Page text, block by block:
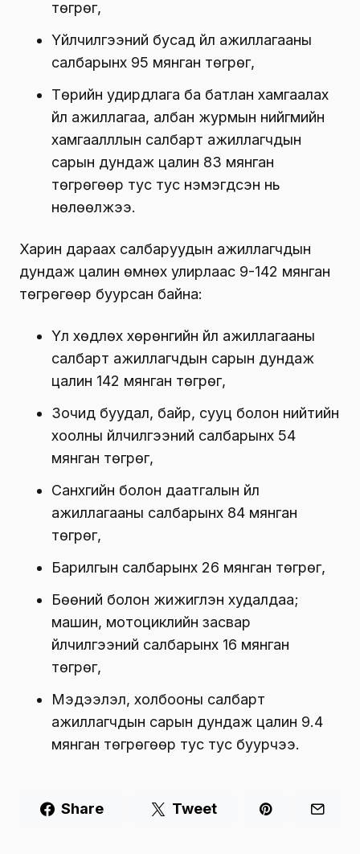
салбарынх 118 мянган төгрөг,
ажиллагааны салбарынх 117 мянган
төгрөг,
Үйлчилгээний бусад үйл ажиллагааны
Төрийн удирдлага ба батлан хамгаалах
хамгаалллын салбарт ажиллагчдын
сарын дундаж цалин 83 мянган
төгрөгөөр тус тус нэмэгдсэн нь
Харин дараах салбаруудын ажиллагчдын
дундаж цалин өмнөх улирлаас 9-142 мянган
төгрөгөөр буурсан байна:
цалин 142 мянган төгрөг,
мянган төгрөг,
Санхүүгийн болон даатгалын үйл
ажиллагааны салбарынх 84 мянган
төгрөг,
машин, мотоциклийн засвар
Мэдээлэл, холбооны салбарт